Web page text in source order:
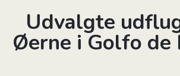
Udvalgte
Øerne i Golfo de